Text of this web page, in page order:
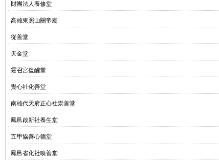
財團法人養修堂
高雄東照山關帝廟
從善堂
天金堂
靈召宮復醒堂
覺心社化善堂
南雄代天府正心社崇善堂
鳳邑啟新社養生堂
五甲協善心德堂
鳳邑省化社喚善堂